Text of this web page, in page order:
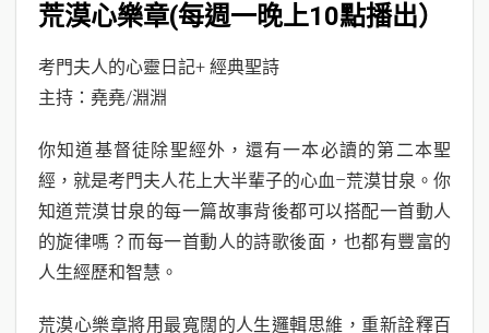
荒漠心樂章(每週一晚上10點播出）
考門夫人的心靈日記+ 經典聖詩
主持：堯堯/淵淵
你知道基督徒除聖經外，還有一本必讀的第二本聖
經，就是考門夫人花上大半輩子的心血–荒漠甘泉。你
知道荒漠甘泉的每一篇故事背後都可以搭配一首動人
的旋律嗎？而每一首動人的詩歌後面，也都有豐富的
人生經歷和智慧。
荒漠心樂章將用最寬闊的人生邏輯思維，重新詮釋百